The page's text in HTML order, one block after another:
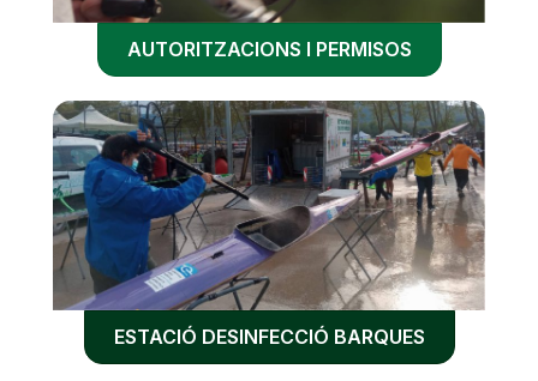
AUTORITZACIONS I PERMISOS
ESTACIÓ DESINFECCIÓ BARQUES